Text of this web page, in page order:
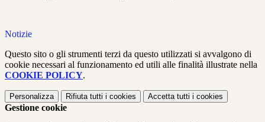
Notizie
Questo sito o gli strumenti terzi da questo utilizzati si avvalgono di
cookie necessari al funzionamento ed utili alle finalità illustrate nella
COOKIE POLICY.
Personalizza Rifiuta tutti i cookies Accetta tutti i cookies
Gestione cookie